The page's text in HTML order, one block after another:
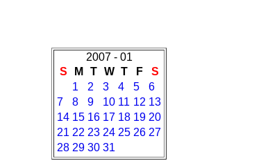
2007 - 01
S
M T W T F
S
1
2 3 4 5
6
7
8 9 10 11 12 13
14 15 16 17 18 19 20
21 22 23 24 25 26 27
28 29 30 31